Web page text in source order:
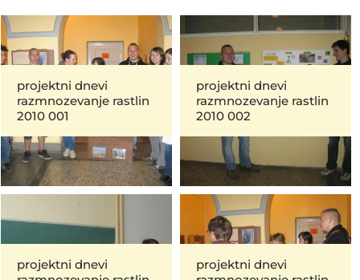
projektni dnevi
razmnozevanje rastlin
2010 001
projektni dnevi
razmnozevanje rastlin
2010 002
projektni dnevi
projektni dnevi